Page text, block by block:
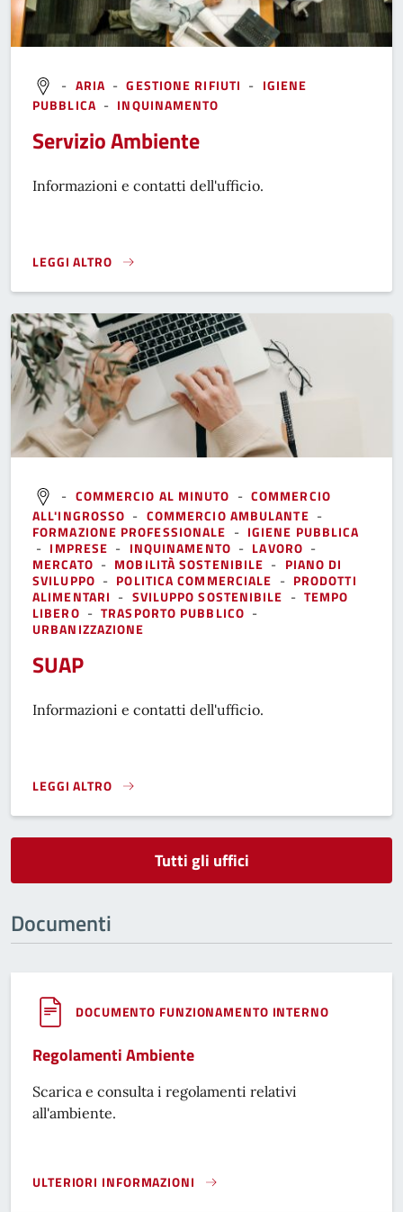
- ARIA -GESTIONE RIFIUTI - IGIENE
PUBBLICA - INQUINAMENTO
Servizio Ambiente
Informazioni e contatti dell'ufficio.
LEGGI ALTRO
}
- COMMERCIO AL MINUTO - COMMERCIO
ALL'INGROSSO - COMMERCIO AMBULANTE -
FORMAZIONE PROFESSIONALE - IGIENE PUBBLICA
- IMPRESE - INQUINAMENTO - LAVORO -
MERCATO - MOBILITÀ SOSTENIBILE - PIANO DI
SVILUPPO - POLITICA COMMERCIALE - PRODOTTI
ALIMENTARI - SVILUPPO SOSTENIBILE -TEMPO
LIBERO -TRASPORTO PUBBLICO -
URBANIZZAZIONE
SUAP
Informazioni e contatti dell'ufficio.
LEGGI ALTRO
}
Tutti gli uffici
Documenti
DOCUMENTO FUNZIONAMENTO INTERNO
Regolamenti Ambiente
Scarica e consulta i regolamenti relativi
all'ambiente.
ULTERIORI INFORMAZIONI
REGOLAMENTI AMBIENTE}